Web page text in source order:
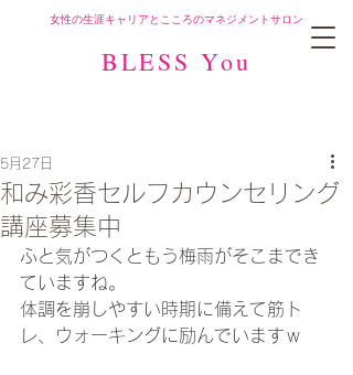
BLESS You
女性の生涯キャリアとこころのマネジメントサロン
和み彩香セルフカウンセリング
講座募集中
5月27日
ふと気がつくともう梅雨がそこまでき
ていますね。
体調を崩しやすい時期に備えて筋ト
レ、ウォーキングに励んでいますｗ